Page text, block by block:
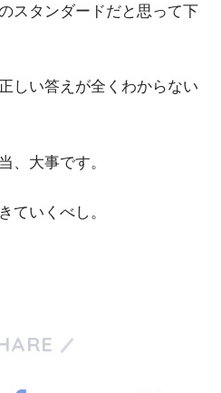
スタンダードだと思って下
しい答えが全くわからない
、大事です。
ていくべし。